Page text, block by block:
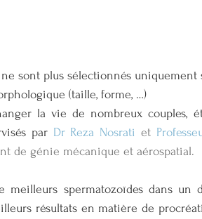
(taille, forme, …)
la vie de nombreux couples,
par Dr Reza Nosrati et
de génie mécanique et aérospatial.
meilleurs spermatozoïdes dans un
résultats en matière de